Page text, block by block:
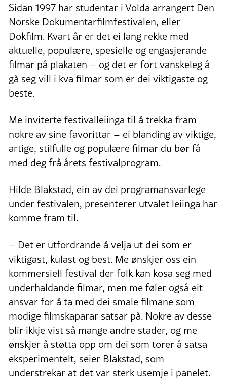
Sidan 1997 har studentar i Volda arrangert Den
Norske Dokumentarfilmfestivalen, eller
Dokfilm. Kvart år er det ei lang rekke med
aktuelle, populære, spesielle og engasjerande
filmar på plakaten – og det er fort vanskeleg å
gå seg vill i kva filmar som er dei viktigaste og
beste.
Me inviterte festivalleiinga til å trekka fram
nokre av sine favorittar – ei blanding av viktige,
artige, stilfulle og populære filmar du bør få
med deg frå årets festivalprogram.
Hilde Blakstad, ein av dei programansvarlege
under festivalen, presenterer utvalet leiinga har
komme fram til.
– Det er utfordrande å velja ut dei som er
viktigast, kulast og best. Me ønskjer oss ein
kommersiell festival der folk kan kosa seg med
underhaldande filmar, men me føler også eit
ansvar for å ta med dei smale filmane som
modige filmskaparar satsar på. Nokre av desse
blir ikkje vist så mange andre stader, og me
ønskjer å støtta opp om dei som torer å satsa
eksperimentelt, seier Blakstad, som
understrekar at det var sterk usemje i panelet.